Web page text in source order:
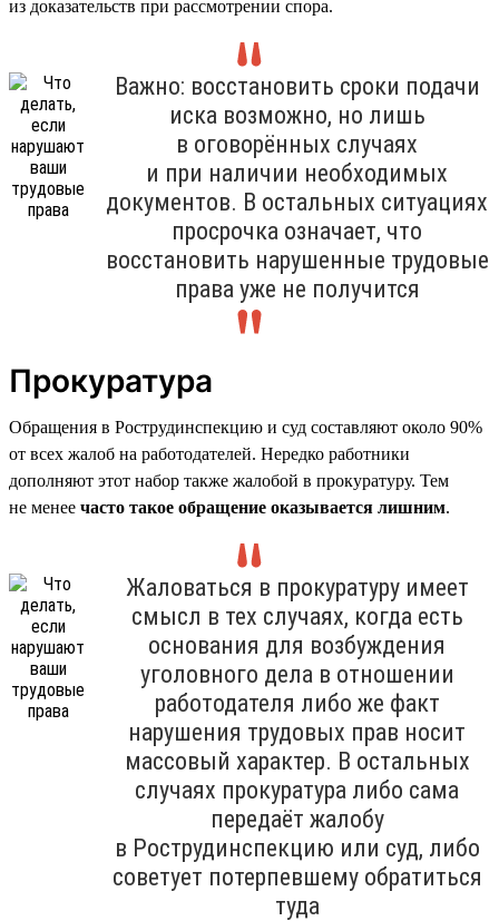
из доказательств при рассмотрении спора.
Важно: восстановить сроки подачи
иска возможно, но лишь
в оговорённых случаях
и при наличии необходимых
документов. В остальных ситуациях
просрочка означает, что
восстановить нарушенные трудовые
права уже не получится
Прокуратура
Обращения в Рострудинспекцию и суд составляют около 90%
от всех жалоб на работодателей. Нередко работники
дополняют этот набор также жалобой в прокуратуру. Тем
не менее часто такое обращение оказывается лишним.
Жаловаться в прокуратуру имеет
смысл в тех случаях, когда есть
основания для возбуждения
уголовного дела в отношении
работодателя либо же факт
нарушения трудовых прав носит
массовый характер. В остальных
случаях прокуратура либо сама
передаёт жалобу
в Рострудинспекцию или суд, либо
советует потерпевшему обратиться
туда